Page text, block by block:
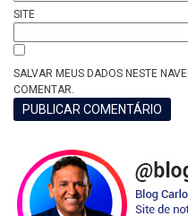
SITE
SALVAR MEUS DADOS NESTE
COMENTAR.